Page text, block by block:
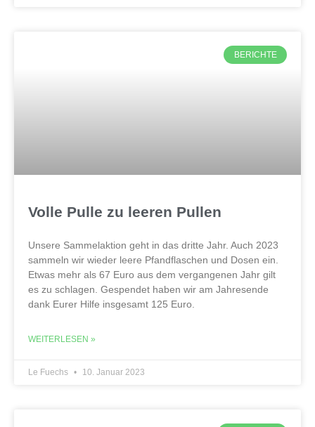
BERICHTE
Volle Pulle zu leeren Pullen
Unsere Sammelaktion geht in das dritte Jahr. Auch 2023
sammeln wir wieder leere Pfandflaschen und Dosen ein.
Etwas mehr als 67 Euro aus dem vergangenen Jahr gilt
es zu schlagen. Gespendet haben wir am Jahresende
dank Eurer Hilfe insgesamt 125 Euro.
WEITERLESEN »
Le Fuechs 10. Januar 2023